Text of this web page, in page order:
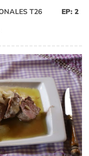
T26 EP: 2